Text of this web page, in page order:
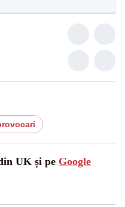
UK și pe Google